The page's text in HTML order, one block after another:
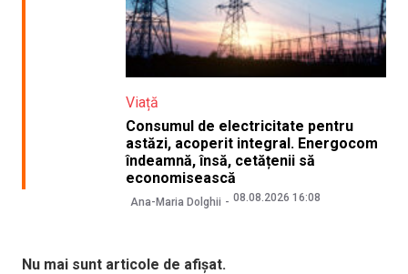
Viață
Consumul de electricitate pentru
astăzi, acoperit integral. Energocom
îndeamnă, însă, cetățenii să
economisească
Ana-Maria Dolghii 08.08.2026 16:08
Nu mai sunt articole de afișat.